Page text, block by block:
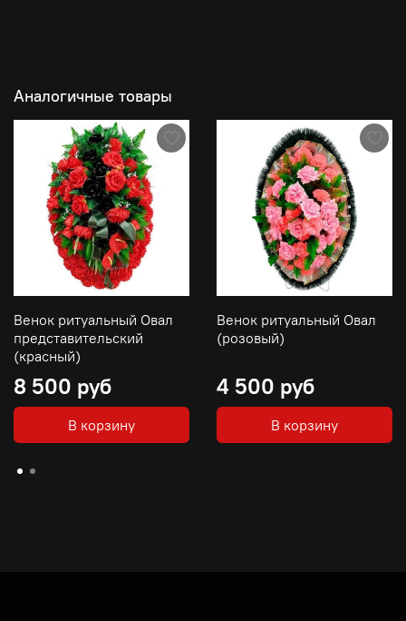
Аналогичные товары
Венок ритуальный Овал
представительский
(красный)
8 500 руб
В корзину
Венок ритуальный Овал
(розовый)
4 500 руб
В корзину